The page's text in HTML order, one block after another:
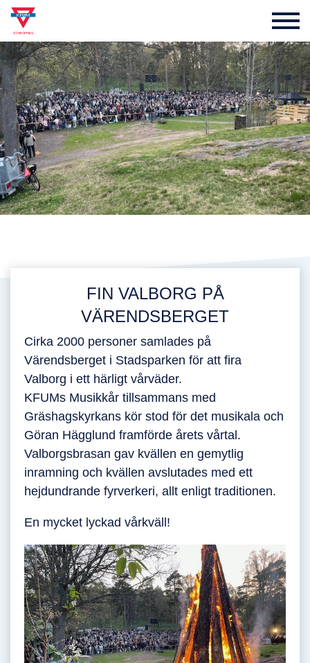
FIN VALBORG PÅ
VÄRENDSBERGET
Cirka 2000 personer samlades på
Värendsberget i Stadsparken för att fira
Valborg i ett härligt vårväder.
KFUMs Musikkår tillsammans med
Gräshagskyrkans kör stod för det musikala och
Göran Hägglund framförde årets vårtal.
Valborgsbrasan gav kvällen en gemytlig
inramning och kvällen avslutades med ett
hejdundrande fyrverkeri, allt enligt traditionen.
En mycket lyckad vårkväll!